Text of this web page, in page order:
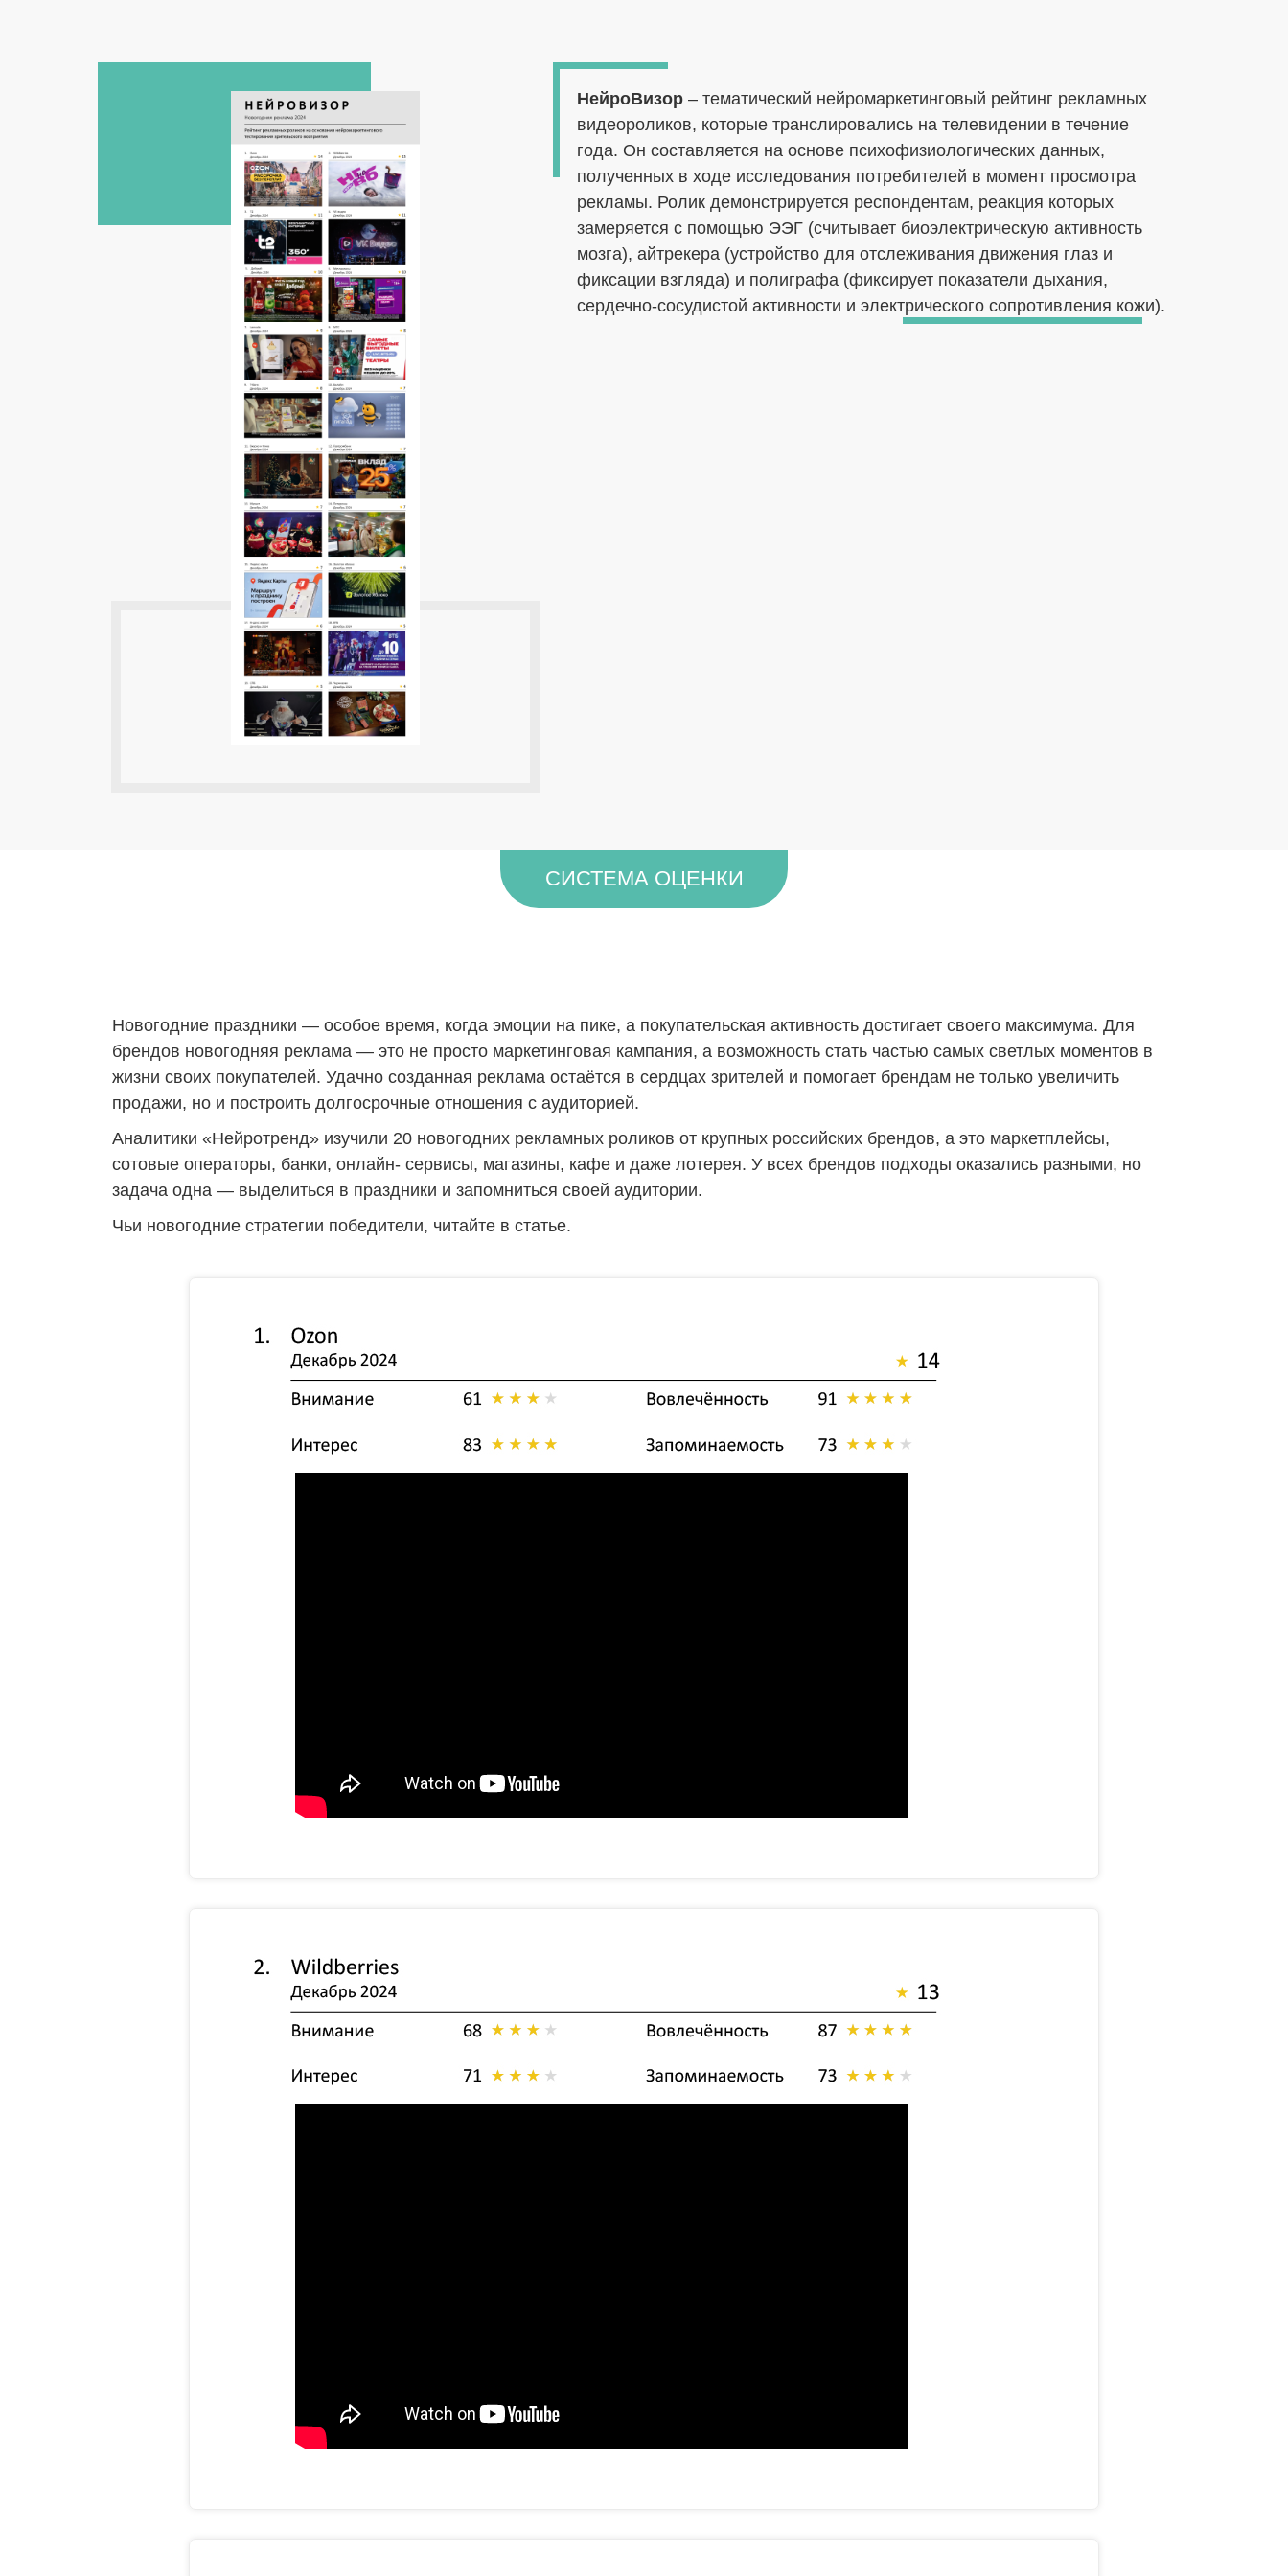
НейроВизор – тематический нейромаркетинговый рейтинг рекламных
видеороликов, которые транслировались на телевидении в течение
года. Он составляется на основе психофизиологических данных,
полученных в ходе исследования потребителей в момент просмотра
рекламы. Ролик демонстрируется респондентам, реакция которых
замеряется с помощью ЭЭГ (считывает биоэлектрическую активность
мозга), айтрекера (устройство для отслеживания движения глаз и
фиксации взгляда) и полиграфа (фиксирует показатели дыхания,
сердечно-сосудистой активности и электрического сопротивления кожи).
СИСТЕМА ОЦЕНКИ
Новогодние праздники — особое время, когда эмоции на пике, а покупательская активность достигает своего максимума. Для
брендов новогодняя реклама — это не просто маркетинговая кампания, а возможность стать частью самых светлых моментов в
жизни своих покупателей. Удачно созданная реклама остаётся в сердцах зрителей и помогает брендам не только увеличить
продажи, но и построить долгосрочные отношения с аудиторией.
Аналитики «Нейротренд» изучили 20 новогодних рекламных роликов от крупных российских брендов, а это маркетплейсы,
сотовые операторы, банки, онлайн- сервисы, магазины, кафе и даже лотерея. У всех брендов подходы оказались разными, но
задача одна — выделиться в праздники и запомниться своей аудитории.
Чьи новогодние стратегии победители, читайте в статье.